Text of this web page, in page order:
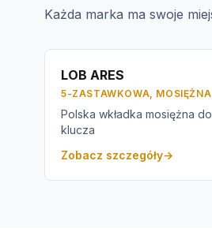
Każda marka ma swoje
LOB ARES
5-ZASTAWKOWA, MOSIĘŻNA
Polska wkładka mosiężna
klucza
Zobacz szczegóły→